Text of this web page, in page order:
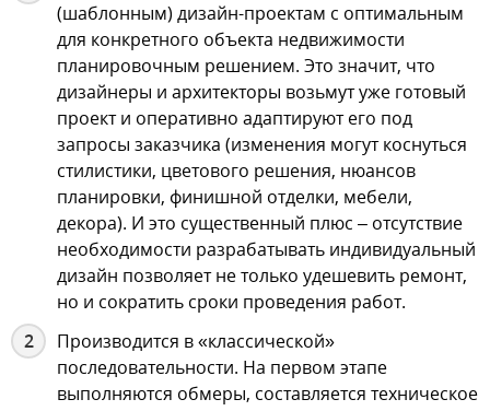
(шаблонным) дизайн-проектам с оптимальным
для конкретного объекта недвижимости
планировочным решением. Это значит, что
дизайнеры и архитекторы возьмут уже готовый
проект и оперативно адаптируют его под
запросы заказчика (изменения могут коснуться
стилистики, цветового решения, нюансов
планировки, финишной отделки, мебели,
декора). И это существенный плюс – отсутствие
необходимости разрабатывать индивидуальный
дизайн позволяет не только удешевить ремонт,
но и сократить сроки проведения работ.
Производится в «классической»
последовательности. На первом этапе
выполняются обмеры, составляется техническое